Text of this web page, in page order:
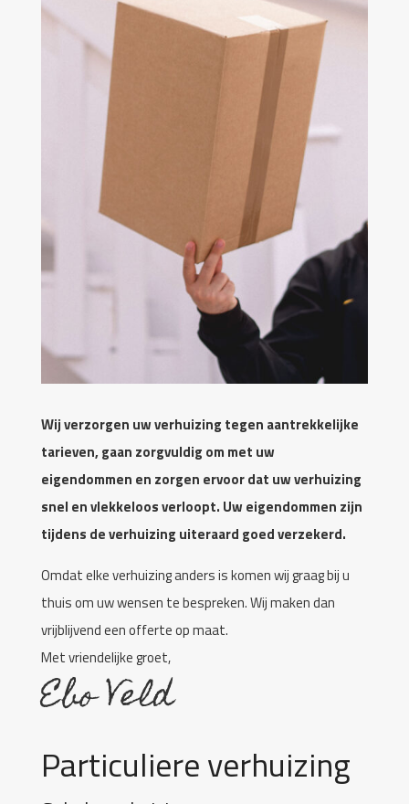
Wij verzorgen uw verhuizing tegen aantrekkelijke
tarieven, gaan zorgvuldig om met uw
eigendommen en zorgen ervoor dat uw verhuizing
snel en vlekkeloos verloopt. Uw eigendommen zijn
tijdens de verhuizing uiteraard goed verzekerd.
Omdat elke verhuizing anders is komen wij graag bij u
thuis om uw wensen te bespreken. Wij maken dan
vrijblijvend een offerte op maat.
Met vriendelijke groet,
Ebo Veld
Particuliere verhuizing